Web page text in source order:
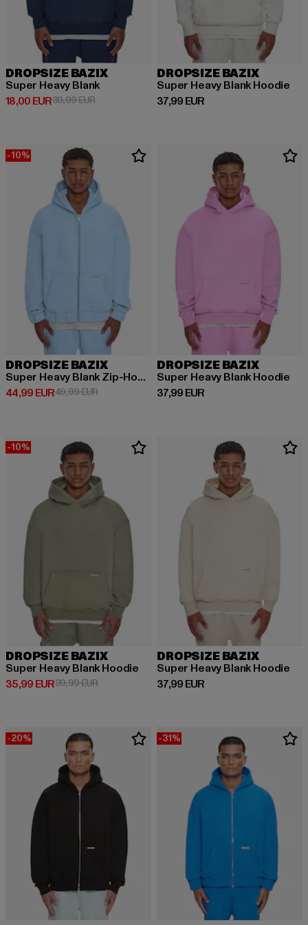
DROPSIZE BAZIX
Super Heavy Blank
18,00 EUR
Derzeitiger Preis: 18,00 EUR
39,99 EURAktionspreis: 39,99 EUR
DROPSIZE BAZIX
Super Heavy Blank Hoodie
37,99 EUR
Derzeitiger Preis: 37,99 EUR
-10%
DROPSIZE BAZIX
Super Heavy Blank Zip-Hoodie
44,99 EUR
Derzeitiger Preis: 44,99 EUR
49,99 EURAktionspreis: 49,99 EUR
DROPSIZE BAZIX
Super Heavy Blank Hoodie
37,99 EUR
Derzeitiger Preis: 37,99 EUR
-10%
DROPSIZE BAZIX
Super Heavy Blank Hoodie
35,99 EUR
Derzeitiger Preis: 35,99 EUR
39,99 EURAktionspreis: 39,99 EUR
DROPSIZE BAZIX
Super Heavy Blank Hoodie
37,99 EUR
Derzeitiger Preis: 37,99 EUR
-20% -31%